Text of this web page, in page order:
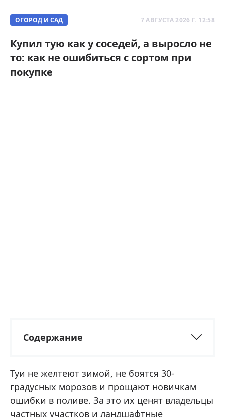
ОГОРОД И САД 7 АВГУСТА 2026 Г. 12:58
Купил тую как у соседей, а выросло не
то: как не ошибиться с сортом при
покупке
Содержание
Туи не желтеют зимой, не боятся 30-
градусных морозов и прощают новичкам
ошибки в поливе. За это их ценят владельцы
частных участков и ландшафтные